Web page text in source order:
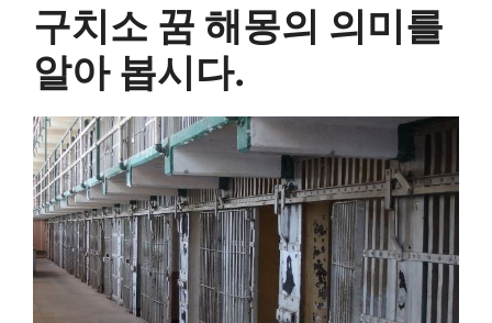
구치소 꿈 해몽의 의미를
알아 봅시다.